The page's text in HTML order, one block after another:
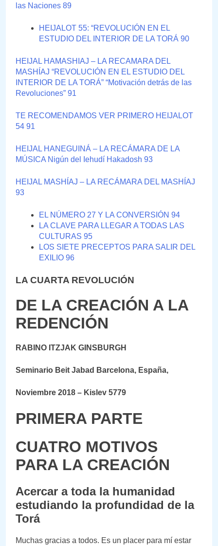
las Naciones 89
HEIJALOT 55: “REVOLUCIÓN EN EL
ESTUDIO DEL INTERIOR DE LA TORÁ 90
HEIJAL HAMASHIAJ – LA RECAMARA DEL
MASHÍAJ “REVOLUCIÓN EN EL ESTUDIO DEL
INTERIOR DE LA TORÁ” “Motivación detrás de las
Revoluciones” 91
TE RECOMENDAMOS VER PRIMERO HEIJALOT
54 91
HEIJAL HANEGUINÁ – LA RECÁMARA DE LA
MÚSICA Nigún del Iehudí Hakadosh 93
HEIJAL MASHÍAJ – LA RECÁMARA DEL MASHÍAJ
93
EL NÚMERO 27 Y LA CONVERSIÓN 94
LA CLAVE PARA LLEGAR A TODAS LAS
CULTURAS 95
LOS SIETE PRECEPTOS PARA SALIR DEL
EXILIO 96
LA CUARTA REVOLUCIÓN
DE LA CREACIÓN A LA
REDENCIÓN
RABINO ITZJAK GINSBURGH
Seminario Beit Jabad Barcelona, España,
Noviembre 2018 – Kislev 5779
PRIMERA PARTE
CUATRO MOTIVOS
PARA LA CREACIÓN
Acercar a toda la humanidad
estudiando la profundidad de la
Torá
Muchas gracias a todos. Es un placer para mí estar